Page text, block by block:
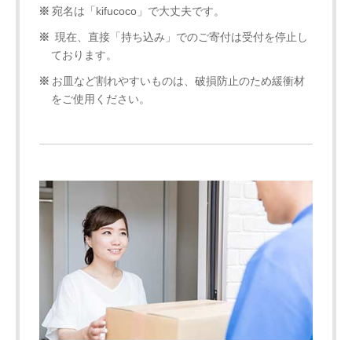
宛名は「kifucoco」で大丈夫です。
現在、直接「持ち込み」でのご寄付は受付を停止し
ております。
お皿など割れやすいものは、破損防止のため緩衝材
をご使用ください。